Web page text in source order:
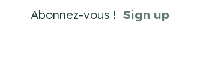
au
Abonnez-vous ! Sign up